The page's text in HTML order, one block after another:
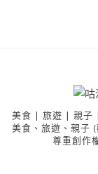
美食 | 旅遊 | 親子
美食、旅遊、親子
尊重創作